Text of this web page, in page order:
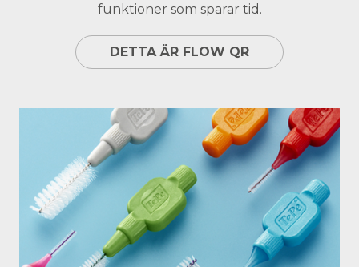
funktioner som sparar tid.
DETTA ÄR FLOW QR